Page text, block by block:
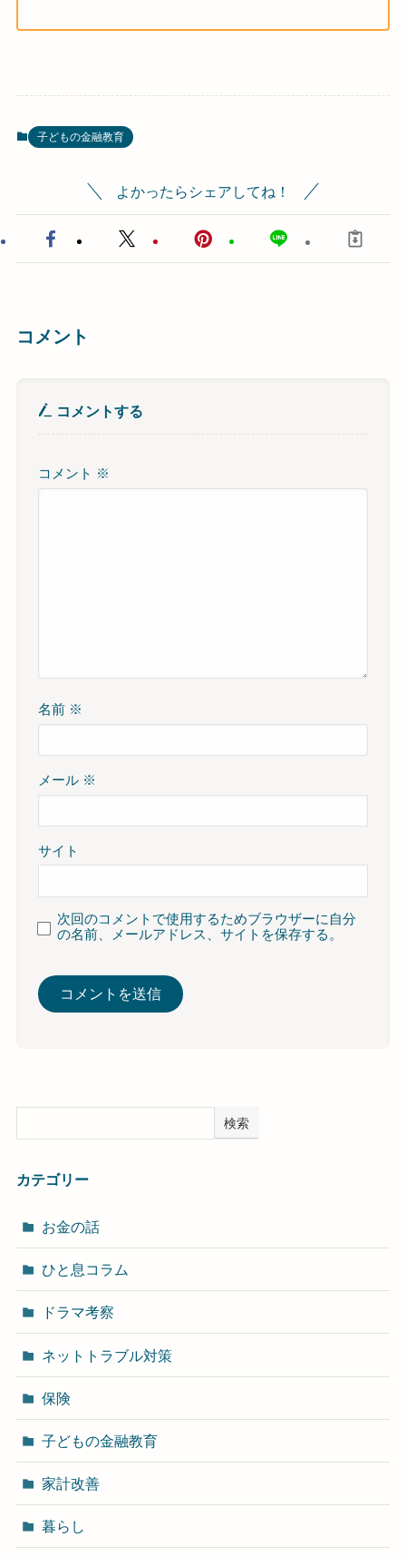
子どもの金融教育
よかったらシェアしてね！
コメント
コメントする
コメント ※
名前 ※
メール ※
サイト
次回のコメントで使用するためブラウザーに自分
の名前、メールアドレス、サイトを保存する。
検索
カテゴリー
お金の話
ひと息コラム
ドラマ考察
ネットトラブル対策
保険
子どもの金融教育
家計改善
暮らし